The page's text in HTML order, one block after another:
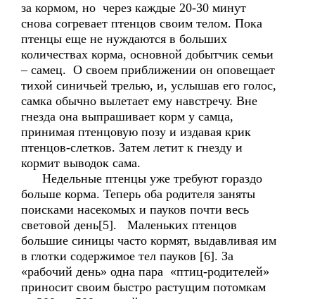
за кормом, но через каждые 20-30 минут
снова согревает птенцов своим телом. Пока
птенцы еще не нуждаются в больших
количествах корма, основной добытчик семьи
– самец. О своем приближении он оповещает
тихой синичьей трелью, и, услышав его голос,
самка обычно вылетает ему навстречу. Вне
гнезда она выпрашивает корм у самца,
принимая птенцовую позу и издавая крик
птенцов-слетков. Затем летит к гнезду и
кормит выводок сама.
Недельные птенцы уже требуют гораздо
больше корма. Теперь оба родителя заняты
поисками насекомых и пауков почти весь
световой день[5]. Маленьких птенцов
большие синицы часто кормят, выдавливая им
в глотки содержимое тел пауков [6]. За
«рабочий день» одна пара «птиц-родителей»
приносит своим быстро растущим потомкам